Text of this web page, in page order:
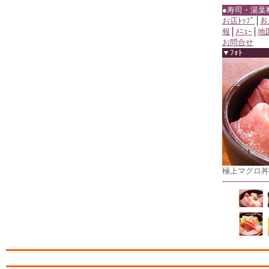
●寿司・湯
お店ﾄｯﾌﾟ
報
ﾒﾆｭｰ
地
お問合せ
▼ﾌｫﾄ
極上マグロ丼